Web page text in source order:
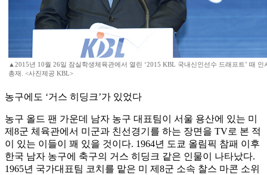
▲2015년 10월 26일 잠실학생체육관에서 열린 ‘2015 KBL 국내신인선수 드래프트’ 때 인
총재. <사진제공 KBL>
농구에도 ‘거스 히딩크’가 있었다
농구 올드 팬 가운데 남자 농구 대표팀이 서울 용산에 있는 미
제8군 체육관에서 미군과 친선경기를 하는 장면을 TV로 본 적
이 있는 이들이 꽤 있을 것이다. 1964년 도쿄 올림픽 참패 이후
한국 남자 농구에 축구의 거스 히딩크 같은 인물이 나타났다.
1965년 국가대표팀 코치를 맡은 미 제8군 소속 찰스 마콘 소위